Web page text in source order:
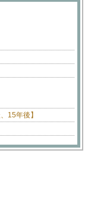
15年後】